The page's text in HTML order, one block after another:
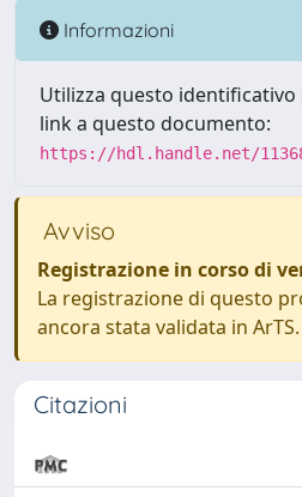
Informazioni
Utilizza questo
link a questo documento:
https://hdl.handle.net/
Avviso
Registrazione in corso di
La registrazione di questo
ancora stata validata in ArTS.
Citazioni